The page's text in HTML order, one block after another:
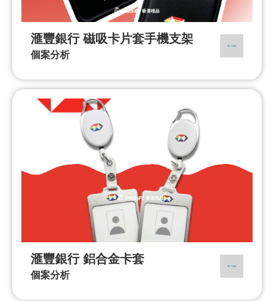
滙豐銀行 磁吸卡片套手機支架
個案分析
滙豐銀行 鋁合金卡套
個案分析